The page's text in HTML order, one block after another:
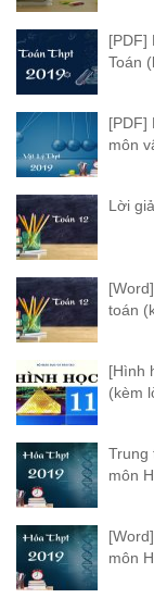
[PDF]
Toán
[PDF]
môn
Lời
toán
[Hình
(kèm
Trung
môn
môn